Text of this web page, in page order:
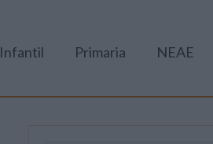
Infantil Primaria NEAE